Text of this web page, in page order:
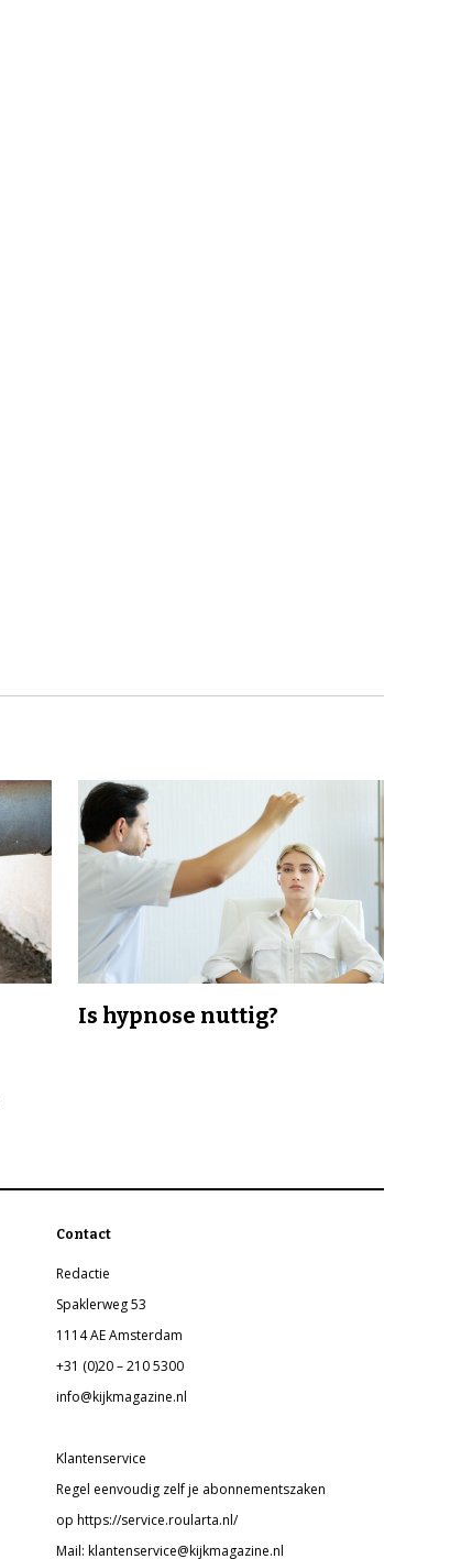
Is hypnose nuttig?
Contact
Redactie
Spaklerweg 53
1114 AE Amsterdam
+31 (0)20 – 210 5300
info@kijkmagazine.nl
Klantenservice
Regel eenvoudig zelf je abonnementszaken
op https://service.roularta.nl/
Mail: klantenservice@kijkmagazine.nl